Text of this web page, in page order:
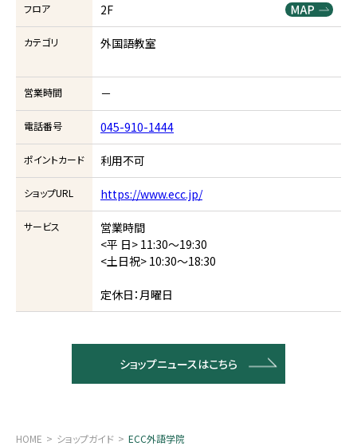
フロア 2F
カテゴリ 外国語教室
営業時間 －
電話番号 045-910-1444
ポイントカード 利用不可
ショップURL https://www.ecc.jp/
サービス
営業時間
<平 日> 11:30～19:30
<土日祝> 10:30～18:30
定休日：月曜日
ショップニュースはこちら
HOME ショップガイド ECC外語学院